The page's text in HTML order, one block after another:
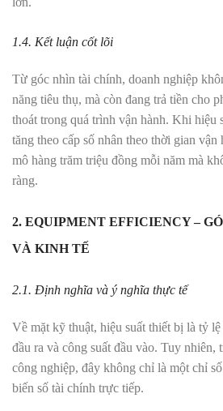
1.4. Kết luận cốt lõi
Từ góc nhìn tài chính, doanh nghiệp
năng tiêu thụ, mà còn đang trả tiền cho
thoát trong quá trình vận hành. Khi hiệu
tăng theo cấp số nhân theo thời gian vận
mô hàng trăm triệu đồng mỗi năm mà
ràng.
2. EQUIPMENT EFFICIENCY –
VÀ KINH TẾ
2.1. Định nghĩa và ý nghĩa thực tế
Về mặt kỹ thuật, hiệu suất thiết bị là tỷ
đầu ra và công suất đầu vào. Tuy nhiên,
công nghiệp, đây không chỉ là một chỉ
biến số tài chính trực tiếp.